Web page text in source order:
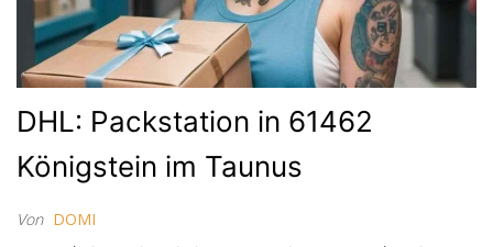
DHL: Packstation in 61462
Königstein im Taunus
Von DOMI